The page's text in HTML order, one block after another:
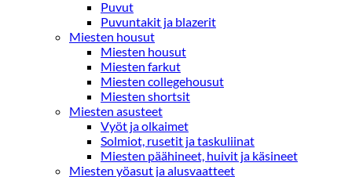
Puvut
Puvuntakit ja blazerit
Miesten housut
Miesten housut
Miesten farkut
Miesten collegehousut
Miesten shortsit
Miesten asusteet
Vyöt ja olkaimet
Solmiot, rusetit ja taskuliinat
Miesten päähineet, huivit ja käsineet
Miesten yöasut ja alusvaatteet